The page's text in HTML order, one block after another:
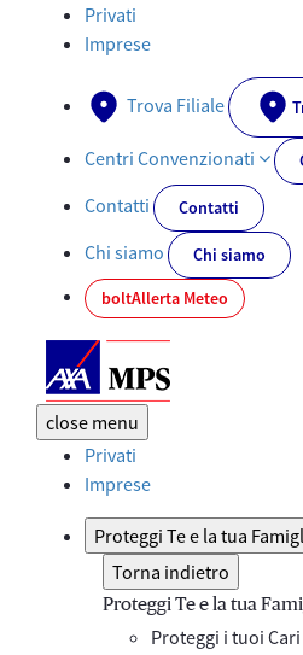
Documenti PRIIPs - AXA-MPS.IT
Privati
Imprese
Trova Filiale
Centri Convenzionati
Contatti Contatti
Chi siamo
Chi siamo
boltAllerta Meteo
close menu
Privati
Imprese
Proteggi Te e la tua
Torna indietro
Proteggi Te e la tua
Proteggi i tuoi Cari